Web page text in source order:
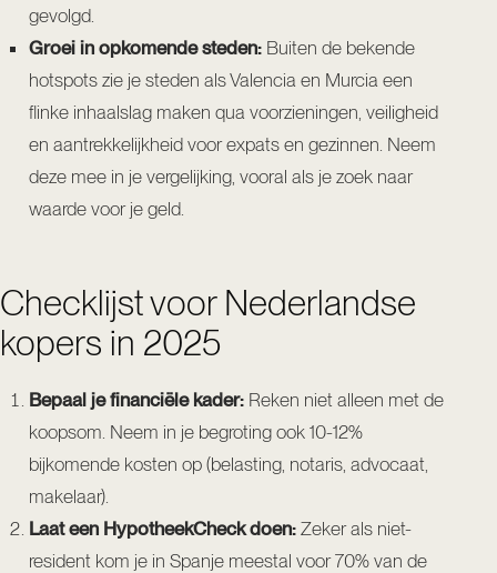
gevolgd.
Groei in opkomende steden: Buiten de bekende
hotspots zie je steden als Valencia en Murcia een
flinke inhaalslag maken qua voorzieningen, veiligheid
en aantrekkelijkheid voor expats en gezinnen. Neem
deze mee in je vergelijking, vooral als je zoek naar
waarde voor je geld.
Checklijst voor Nederlandse
kopers in 2025
Bepaal je financiële kader: Reken niet alleen met de
koopsom. Neem in je begroting ook 10-12%
bijkomende kosten op (belasting, notaris, advocaat,
makelaar).
Laat een HypotheekCheck doen: Zeker als niet-
resident kom je in Spanje meestal voor 70% van de